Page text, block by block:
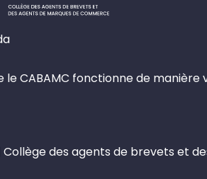
le CABAMC fonctionne de manière
des agents de brevets et